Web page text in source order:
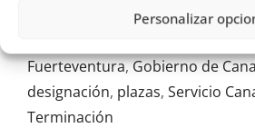
Personalizar
Fuerteventura,Gobierno de
designación, plazas, Servicio
Terminación